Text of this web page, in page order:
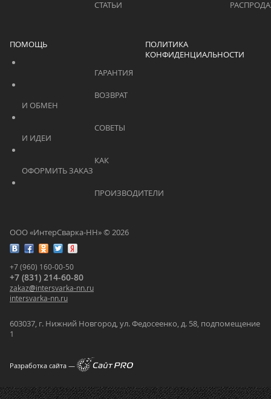
ООО «ИнтерСварка-НН» © 2026
+7 (960) 160-00-50
+7 (831) 214-60-80
zakaz@intersvarka-nn.ru
intersvarka-nn.ru
603037, г. Нижний Новгород, ул. Федосеенко, д. 58, подпомещение
1
Разработка сайта —
ПОМОЩЬ
ПОЛИТИКА
КОНФИДЕНЦИАЛЬНОСТИ